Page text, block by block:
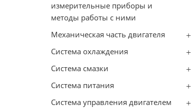
измерительные приборы и
методы работы с ними
Механическая часть двигателя
Система охлаждения
Система смазки
Система питания
Система управления двигателем